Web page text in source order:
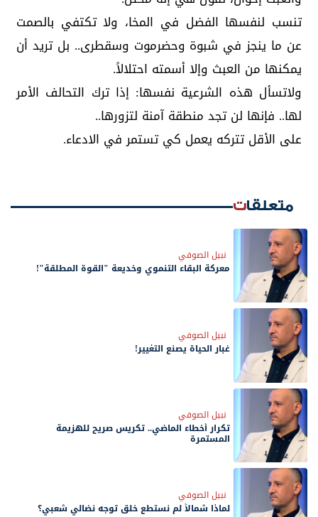
تنسب لنفسها الفضل في المخا، ولا تكتفي بالصمت
عن ما ينجز في شبوة وحضرموت وسقطرى.. بل تريد أن
يمكنها من العبث وإلا أسمته احتلالاً.
ولاتسأل هذه الشرعية نفسها: إذا ترك التحالف الأمر
لها.. فإنها لن تجد منطقة آمنة لتزورها..
على الأقل تتركه يعمل كي تستمر في الادعاء.
متعلقات
نبيل الصوفي
معركة البقاء التنموي وخديعة "القوة المطلقة"!
نبيل الصوفي
غبار الحياة يصنع التغيير!
نبيل الصوفي
تكرار أخطاء الماضي.. تكريس صريح للهزيمة
المستمرة
نبيل الصوفي
لماذا شمالاً لم نستطع خلق توجه نضالي شعبي؟